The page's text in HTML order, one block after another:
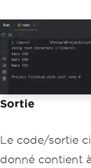
Sortie
Le code/sortie
donné contient